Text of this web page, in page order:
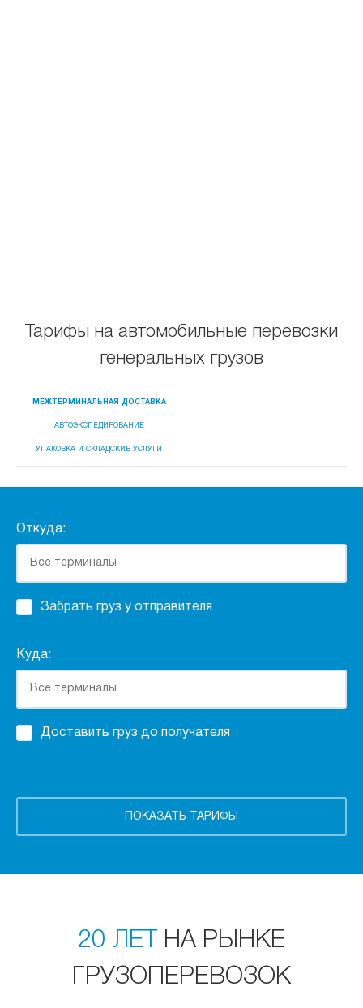
Тарифы на автомобильные перевозки
генеральных грузов
МЕЖТЕРМИНАЛЬНАЯ ДОСТАВКА
АВТОЭКСПЕДИРОВАНИЕ
УПАКОВКА И СКЛАДСКИЕ УСЛУГИ
Откуда:
Забрать груз у отправителя
Куда:
Доставить груз до получателя
20 ЛЕТ
НА РЫНКЕ
ГРУЗОПЕРЕВОЗОК